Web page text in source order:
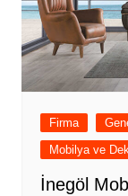
Firma
Mobilya ve
İnegöl